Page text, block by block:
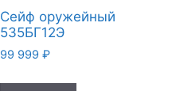
Сейф оружейный
535БГ12Э
99 999 ₽